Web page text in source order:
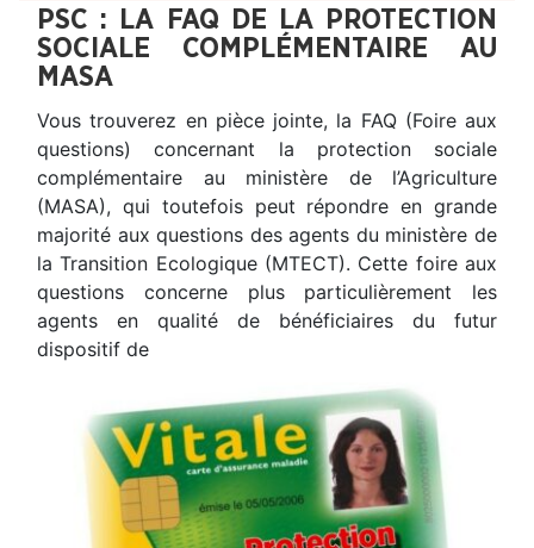
PSC : LA FAQ DE LA PROTECTION
SOCIALE COMPLÉMENTAIRE AU
MASA
Vous trouverez en pièce jointe, la FAQ (Foire aux
questions) concernant la protection sociale
complémentaire au ministère de l’Agriculture
(MASA), qui toutefois peut répondre en grande
majorité aux questions des agents du ministère de
la Transition Ecologique (MTECT). Cette foire aux
questions concerne plus particulièrement les
agents en qualité de bénéficiaires du futur
dispositif de